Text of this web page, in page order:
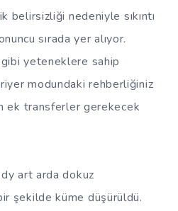
belirsizliği nedeniyle sıkıntı
sırada yer alıyor.
yeteneklere sahip
modundaki rehberliğiniz
ek transferler gerekecek
art arda dokuz
şekilde küme düşürüldü.